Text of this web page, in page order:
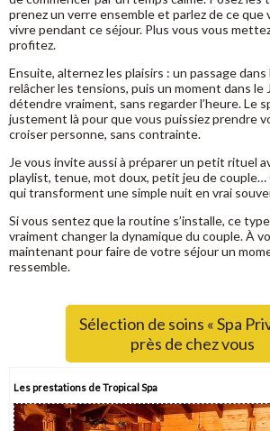
prenez un verre ensemble et parlez de ce que
vivre pendant ce séjour. Plus vous vous
profitez.
Ensuite, alternez les plaisirs : un passage dans
relâcher les tensions, puis un moment dans le
détendre vraiment, sans regarder l’heure. Le
justement là pour que vous puissiez prendre
croiser personne, sans contrainte.
Je vous invite aussi à préparer un petit rituel
playlist, tenue, mot doux, petit jeu de couple…
qui transforment une simple nuit en vrai
Si vous sentez que la routine s’installe, ce
vraiment changer la dynamique du couple. À
maintenant pour faire de votre séjour un
ressemble.
Sélection de soins « Spa
près de chez vous
Les prestations de Tropical Spa